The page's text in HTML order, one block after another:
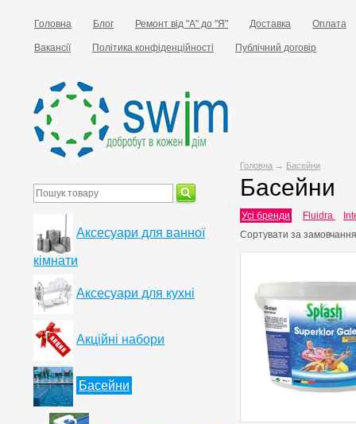
Головна Блог Ремонт від "А" до "Я" Доставка Оплата
Вакансії Політика конфіденційності Публічний договір
Головна → Басейни
Басейни
Усі бренди Fluidra
Сортувати за
Аксесуари для ванної
кімнати
Аксесуари для кухні
Акційні набори
Басейни